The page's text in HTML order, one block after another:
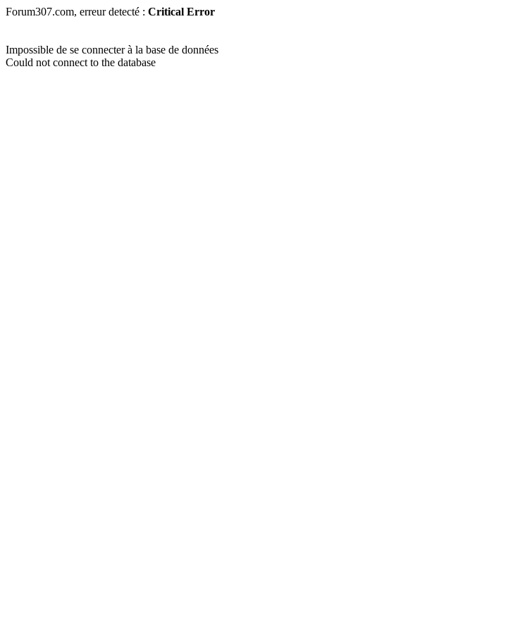
Forum307.com, erreur detecté : Critical Error
Impossible de se connecter à la base de données
Could not connect to the database